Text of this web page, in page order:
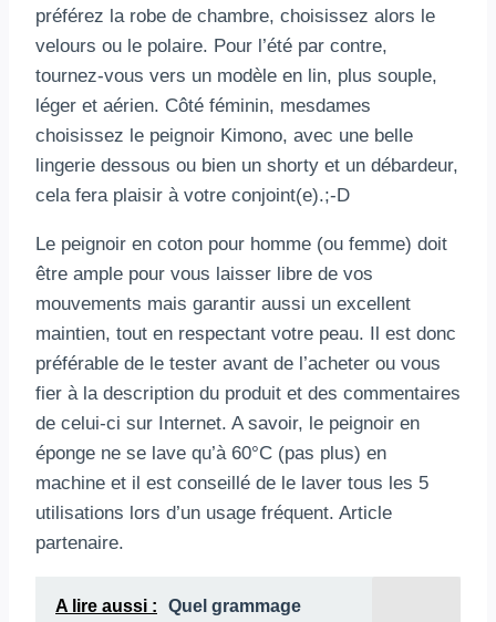
préférez la robe de chambre, choisissez alors le
velours ou le polaire. Pour l’été par contre,
tournez-vous vers un modèle en lin, plus souple,
léger et aérien. Côté féminin, mesdames
choisissez le peignoir Kimono, avec une belle
lingerie dessous ou bien un shorty et un débardeur,
cela fera plaisir à votre conjoint(e).;-D
Le peignoir en coton pour homme (ou femme) doit
être ample pour vous laisser libre de vos
mouvements mais garantir aussi un excellent
maintien, tout en respectant votre peau. Il est donc
préférable de le tester avant de l’acheter ou vous
fier à la description du produit et des commentaires
de celui-ci sur Internet. A savoir, le peignoir en
éponge ne se lave qu’à 60°C (pas plus) en
machine et il est conseillé de le laver tous les 5
utilisations lors d’un usage fréquent. Article
partenaire.
A lire aussi :
Quel grammage